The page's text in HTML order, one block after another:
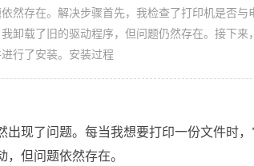
然存在。解决步骤首先，我检查了打印机是否与
卸载了旧的驱动程序，但问题仍然存在。接下来
行了安装。安装过程
出现了问题。每当我想要打印一份文件时
但问题依然存在。